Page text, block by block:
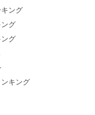
ング
ング
ング
キング